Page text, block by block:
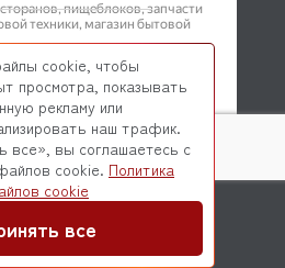
Интернет-магазин запчастей
кухни
cookie, чтобы
просмотра, показывать
рекламу или
наш трафик.
все», вы соглашаетесь с
cookie. Политика
cookie
все